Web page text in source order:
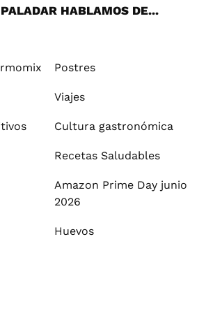
HABLAMOS DE...
Postres
Viajes
Cultura gastronómica
Recetas Saludables
Amazon Prime Day junio
2026
Huevos